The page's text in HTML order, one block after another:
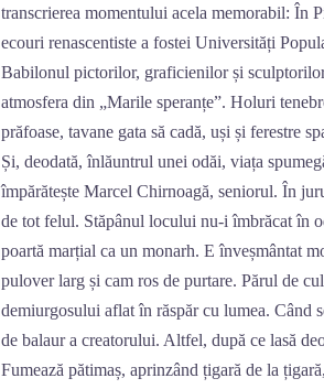
transcrierea momentului acela memorabil: În
ecouri renascentiste a fostei Universități
Babilonul pictorilor, graficienilor și
atmosfera din „Marile speranțe”. Holuri
prăfoase, tavane gata să cadă, uși și ferestre
Și, deodată, înlăuntrul unei odăi, viața
împărătește Marcel Chirnoagă, seniorul. În
de tot felul. Stăpânul locului nu-i îmbrăcat în
poartă marțial ca un monarh. E înveșmântat
pulover larg și cam ros de purtare. Părul de
demiurgosului aflat în răspăr cu lumea. Când
de balaur a creatorului. Altfel, după ce lasă
Fumează pătimaș, aprinzând țigară de la